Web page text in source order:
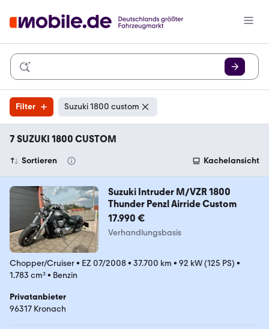
Filter Suzuki 1800 custom
7 SUZUKI 1800 CUSTOM
Sortieren Kachelansicht
Suzuki Intruder M/VZR 1800
Thunder Penzl Airride Custom
17.990 €
Verhandlungsbasis
Chopper/Cruiser• EZ 07/2008• 37.700 km • 92 kW (125 PS) •
1.783 cm³• Benzin
Privatanbieter
96317 Kronach